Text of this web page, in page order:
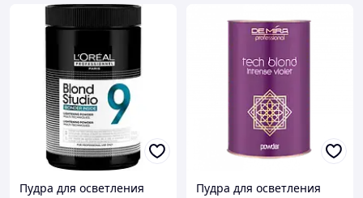
Пудра для осветления
Пудра для осветления